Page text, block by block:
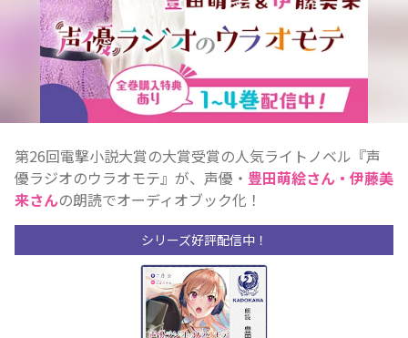
第26回電撃小説大賞の大賞受賞の人気ライトノベル『声
優ラジオのウラオモテ』が、声優・ 豊田萌絵さん・伊藤美
来さんの朗読でオーディオブック化！
シリーズ好評配信中！